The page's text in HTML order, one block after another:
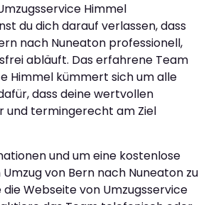
Himmel
du dich darauf verlassen, dass
nach Nuneaton professionell,
abläuft. Das erfahrene Team
Himmel kümmert sich um alle
dass deine wertvollen
und termingerecht am Ziel
und um eine kostenlose
von Bern nach Nuneaton zu
Webseite von Umzugsservice